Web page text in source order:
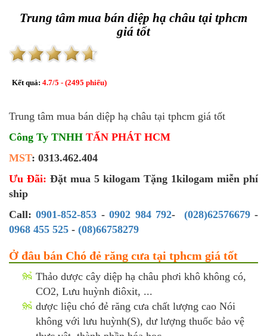
Trung tâm mua bán diệp hạ châu tại tphcm
giá tốt
Kết quả: 4.7/5 - (2495 phiếu)
Trung tâm mua bán diệp hạ châu tại tphcm giá tốt
Công Ty TNHH TẤN PHÁT HCM
MST: 0313.462.404
Ưu Đãi: Đặt mua 5 kilogam Tặng 1kilogam miễn phí
ship
Call:0901-852-853 -0902 984 792- (028)62576679-
0968 455 525 - (08)66758279
Ở đâu bán Chó đẻ răng cưa tại tphcm giá tốt
Thảo dược cây diệp hạ châu phơi khô không có,
CO2, Lưu huỳnh điôxit, ...
dược liệu chó đẻ răng cưa chất lượng cao Nói
không với lưu huỳnh(S), dư lượng thuốc bảo vệ